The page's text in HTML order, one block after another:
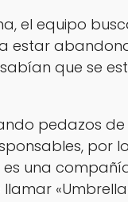
el equipo
estar
que se
pedazos de
por
una